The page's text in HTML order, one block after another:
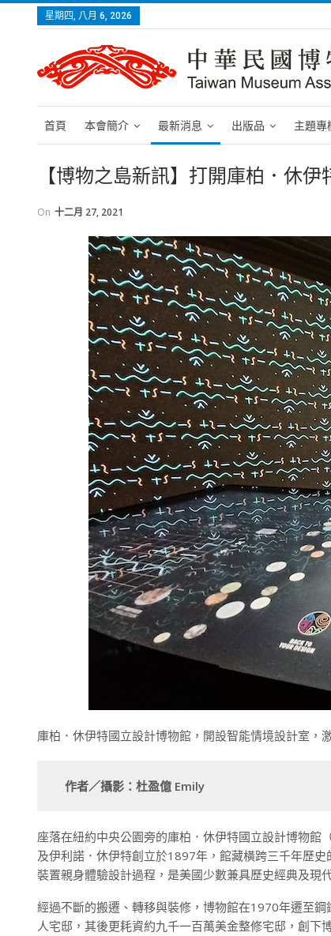
星期四, 八月 6, 2026
首頁 本會簡介 最新消息 出版品 主題專
【博物之島新訊】打開庫柏．休
On 十二月 27, 2021
庫柏．休伊特國立設計博物館，開設智能情境設計室，
作者／攝影：杜盈億 Emily
座落在紐約中央公園旁的庫柏．休伊特國立設計博物
及伊利諾．休伊特創立於1897年，館藏橫跨三千年歷
裝置親身體驗設計過程，是美國少數兼具歷史經典及現
經過不斷的搬遷、轉移與裝修，博物館在1970年遷至
人宅邸，其後更耗資約九千一百萬美金整修宅邸，創